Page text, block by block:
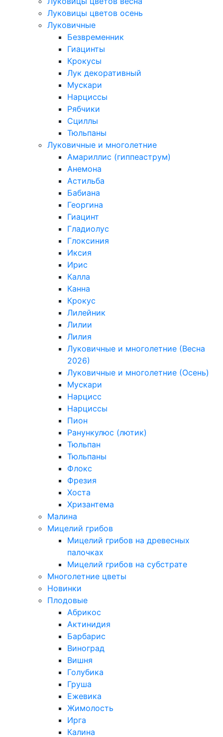
Луковицы цветов осень
Луковичные
Безвременник
Гиацинты
Крокусы
Лук декоративный
Мускари
Нарциссы
Рябчики
Сциллы
Тюльпаны
Луковичные и многолетние
Амариллис (гиппеаструм)
Анемона
Астильба
Бабиана
Георгина
Гиацинт
Гладиолус
Глоксиния
Иксия
Ирис
Калла
Канна
Крокус
Лилейник
Лилии
Лилия
Луковичные и многолетние (Весна
2026)
Луковичные и многолетние (Осень)
Мускари
Нарцисс
Нарциссы
Пион
Ранункулюс (лютик)
Тюльпан
Тюльпаны
Флокс
Фрезия
Хоста
Хризантема
Малина
Мицелий грибов
Мицелий грибов на древесных
палочках
Мицелий грибов на субстрате
Многолетние цветы
Новинки
Плодовые
Абрикос
Актинидия
Барбарис
Виноград
Вишня
Голубика
Груша
Ежевика
Жимолость
Ирга
Калина